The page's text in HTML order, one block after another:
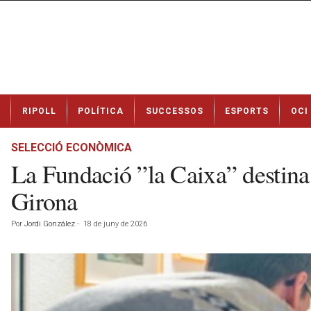
t
RIPOLL POLÍTICA SUCCESSOS ESPORTS OCI
SELECCIÓ ECONÒMICA
La Fundació ”la Caixa”
Girona
Por Jordi González - 18 de juny de 2026